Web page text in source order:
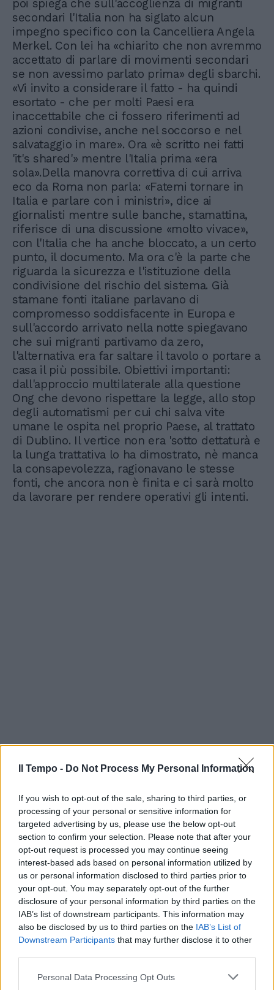
Il Tempo - Do Not Process My Personal Information
If you wish to opt-out of the sale, sharing to third parties, or
processing of your personal or sensitive information for
targeted advertising by us, please use the below opt-out
section to confirm your selection. Please note that after your
opt-out request is processed you may continue seeing
interest-based ads based on personal information utilized by
us or personal information disclosed to third parties prior to
your opt-out. You may separately opt-out of the further
disclosure of your personal information by third parties on the
IAB’s list of downstream participants. This information may
also be disclosed by us to third parties on the IAB’s List of
Downstream Participants that may further disclose it to other
Personal Data Processing Opt Outs
poi spiega che sull'accoglienza di migranti
secondari l'Italia non ha siglato alcun
impegno specifico con la Cancelliera Angela
Merkel. Con lei ha «chiarito che non avremmo
accettato di parlare di movimenti secondari
se non avessimo parlato prima» degli sbarchi.
«Vi invito a considerare il fatto - ha quindi
esortato - che per molti Paesi era
inaccettabile che ci fossero riferimenti ad
azioni condivise, anche nel soccorso e nel
salvataggio in mare». Ora «è scritto nei fatti
'it's shared'» mentre l'Italia prima «era
sola».Della manovra correttiva di cui arriva
eco da Roma non parla: «Fatemi tornare in
Italia e parlare con i ministri», dice ai
giornalisti mentre sulle banche, stamattina,
riferisce di una discussione «molto vivace»,
con l'Italia che ha anche bloccato, a un certo
punto, il documento. Ma ora c'è la parte che
riguarda la sicurezza e l'istituzione della
condivisione del rischio del sistema. Già
stamane fonti italiane parlavano di
compromesso soddisfacente in Europa e
sull'accordo arrivato nella notte spiegavano
che sui migranti partivamo da zero,
l'alternativa era far saltare il tavolo o portare a
casa il più possibile. Obiettivi importanti:
dall'approccio multilaterale alla questione
Ong che devono rispettare la legge, allo stop
degli automatismi per cui chi salva vite
umane le ospita nel proprio Paese, al trattato
di Dublino. Il vertice non era 'sotto dettaturà e
la lunga trattativa lo ha dimostrato, nè manca
la consapevolezza, ragionavano le stesse
fonti, che ancora non è finita e ci sarà molto
da lavorare per rendere operativi gli intenti.
In evidenza